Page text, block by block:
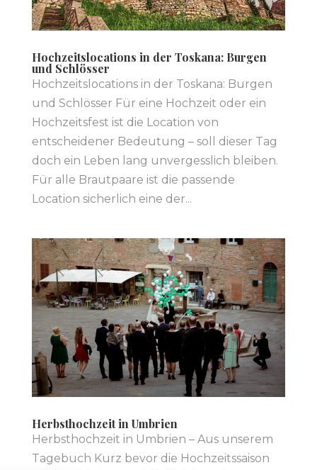
Hochzeitslocations in der Toskana: Burgen
und Schlösser
Hochzeitslocations in der Toskana: Burgen
und Schlösser Für eine Hochzeit oder ein
Hochzeitsfest ist die Location von
entscheidener Bedeutung – soll dieser Tag
doch ein Leben lang unvergesslich bleiben.
Für alle Brautpaare ist die passende
Location sicherlich eine der...
Herbsthochzeit in Umbrien
Herbsthochzeit in Umbrien – Aus unserem
Tagebuch Kurz bevor die Hochzeitssaison